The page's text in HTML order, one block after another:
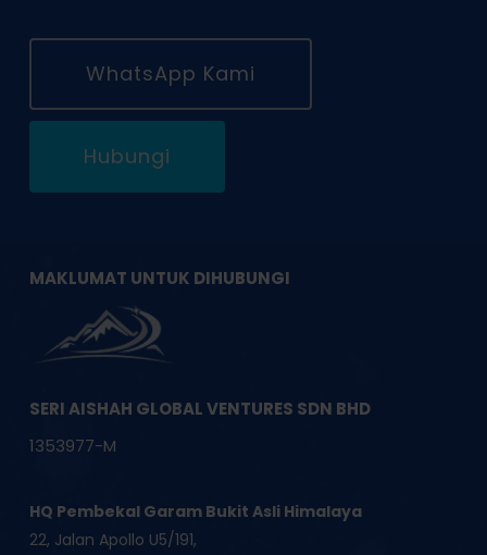
WhatsApp Kami
Hubungi
MAKLUMAT UNTUK DIHUBUNGI
SERI AISHAH GLOBAL VENTURES SDN BHD
1353977-M
HQ Pembekal Garam Bukit Asli Himalaya
22, Jalan Apollo U5/191,